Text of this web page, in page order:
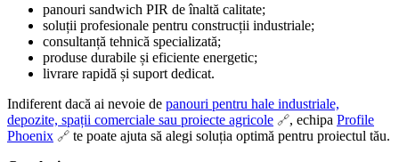
panouri sandwich PIR de înaltă calitate;
soluții profesionale pentru construcții industriale;
consultanță tehnică specializată;
produse durabile și eficiente energetic;
livrare rapidă și suport dedicat.
Indiferent dacă ai nevoie de panouri pentru hale industriale,
depozite, spații comerciale sau proiecte agricole
, echipa Profile
Phoenix
te poate ajuta să alegi soluția optimă pentru proiectul tău.